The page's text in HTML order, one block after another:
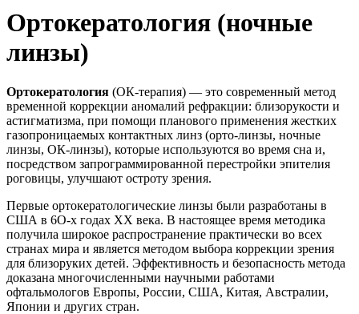
Ортокератология (ночные
линзы)
Ортокератология (ОК-терапия) — это современный метод
временной коррекции аномалий рефракции: близорукости и
астигматизма, при помощи планового применения жестких
газопроницаемых контактных линз (орто-линзы, ночные
линзы, ОК-линзы), которые используются во время сна и,
посредством запрограммированной перестройки эпителия
роговицы, улучшают остроту зрения.
Первые ортокератологические линзы были разработаны в
США в 6О-х годах ХХ века. В настоящее время методика
получила широкое распространение практически во всех
странах мира и является методом выбора коррекции зрения
для близоруких детей. Эффективность и безопасность метода
доказана многочислен­ными научными работами
офтальмологов Европы, России, США, Китая, Австралии,
Японии и других стран.